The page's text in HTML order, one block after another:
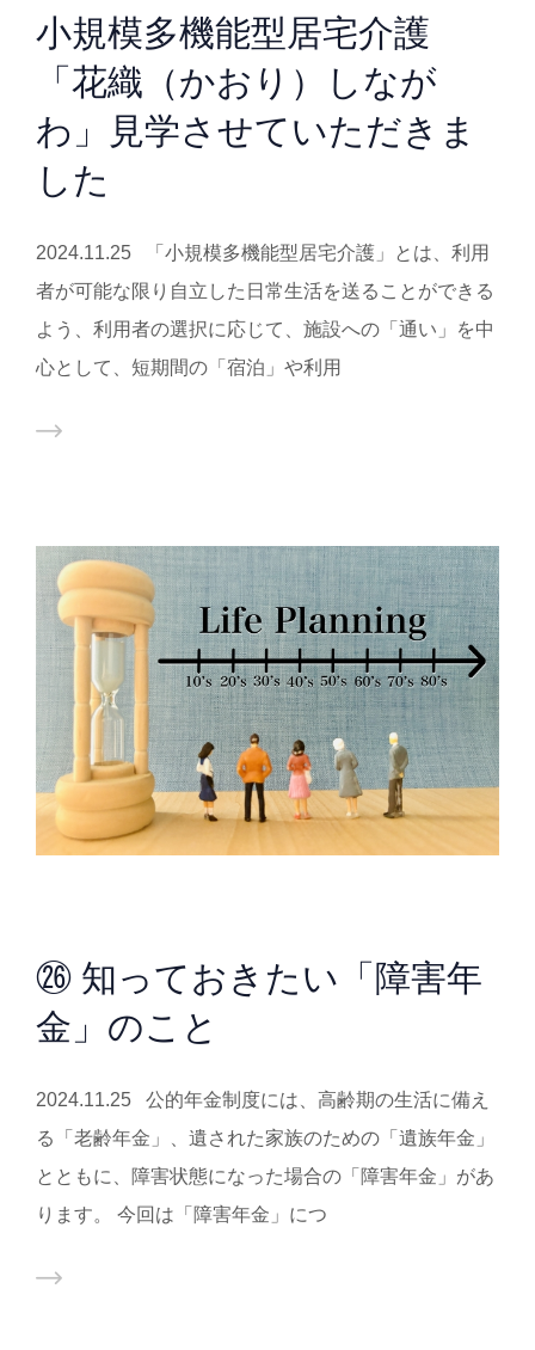
小規模多機能型居宅介護
「花織（かおり）しなが
わ」見学させていただきま
した
2024.11.25 「小規模多機能型居宅介護」とは、利用
者が可能な限り自立した日常生活を送ることができる
よう、利用者の選択に応じて、施設への「通い」を中
心として、短期間の「宿泊」や利用
㉖ 知っておきたい「障害年
金」のこと
2024.11.25 公的年金制度には、高齢期の生活に備え
る「老齢年金」、遺された家族のための「遺族年金」
とともに、障害状態になった場合の「障害年金」があ
ります。 今回は「障害年金」につ